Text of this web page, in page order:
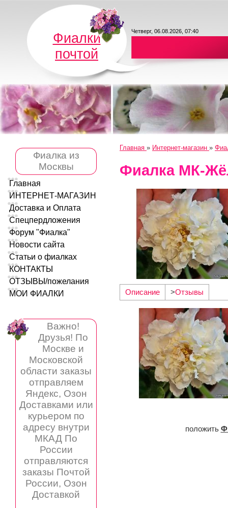
Фиалки
почтой
Четверг, 06.08.2026, 07:40
Фиалка из
Москвы
Главная
ИНТЕРНЕТ-МАГАЗИН
Доставка и Оплата
Спецпердложения
Форум "Фиалка"
Новости сайта
Статьи о фиалках
КОНТАКТЫ
ОТЗЫВЫ/пожелания
МОИ ФИАЛКИ
Важно!
Друзья! По
Москве и
Московской
области заказы
отправляем
Яндекс, Озон
Доставками или
курьером по
адресу внутри
МКАД По
России
отправляются
заказы Почтой
России, Озон
Доставкой
Главная » Интернет-магазин »
Фиалка МК-
Описание >Отзывы
положить